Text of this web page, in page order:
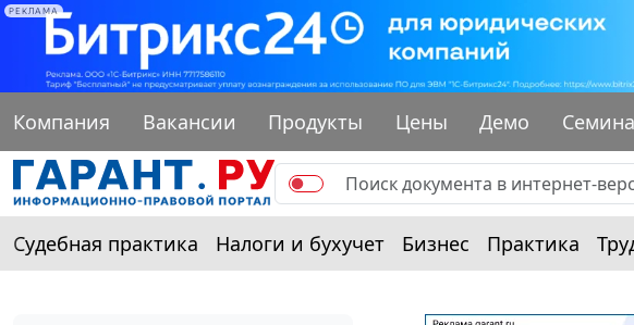
РЕКЛАМА
Компания Вакансии Продукты Цены Демо
Судебная практика Налоги и бухучет Бизнес Практика